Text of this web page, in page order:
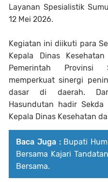
Layanan Spesialistik
12 Mei 2026.
Kegiatan ini diikuti para
Kepala Dinas
Pemerintah Provinsi
memperkuat sinergi
dasar di daerah.
Hasundutan hadir
Kepala Dinas Kesehatan
Baca Juga : Bupati
Bersama Kajari
Bersama.